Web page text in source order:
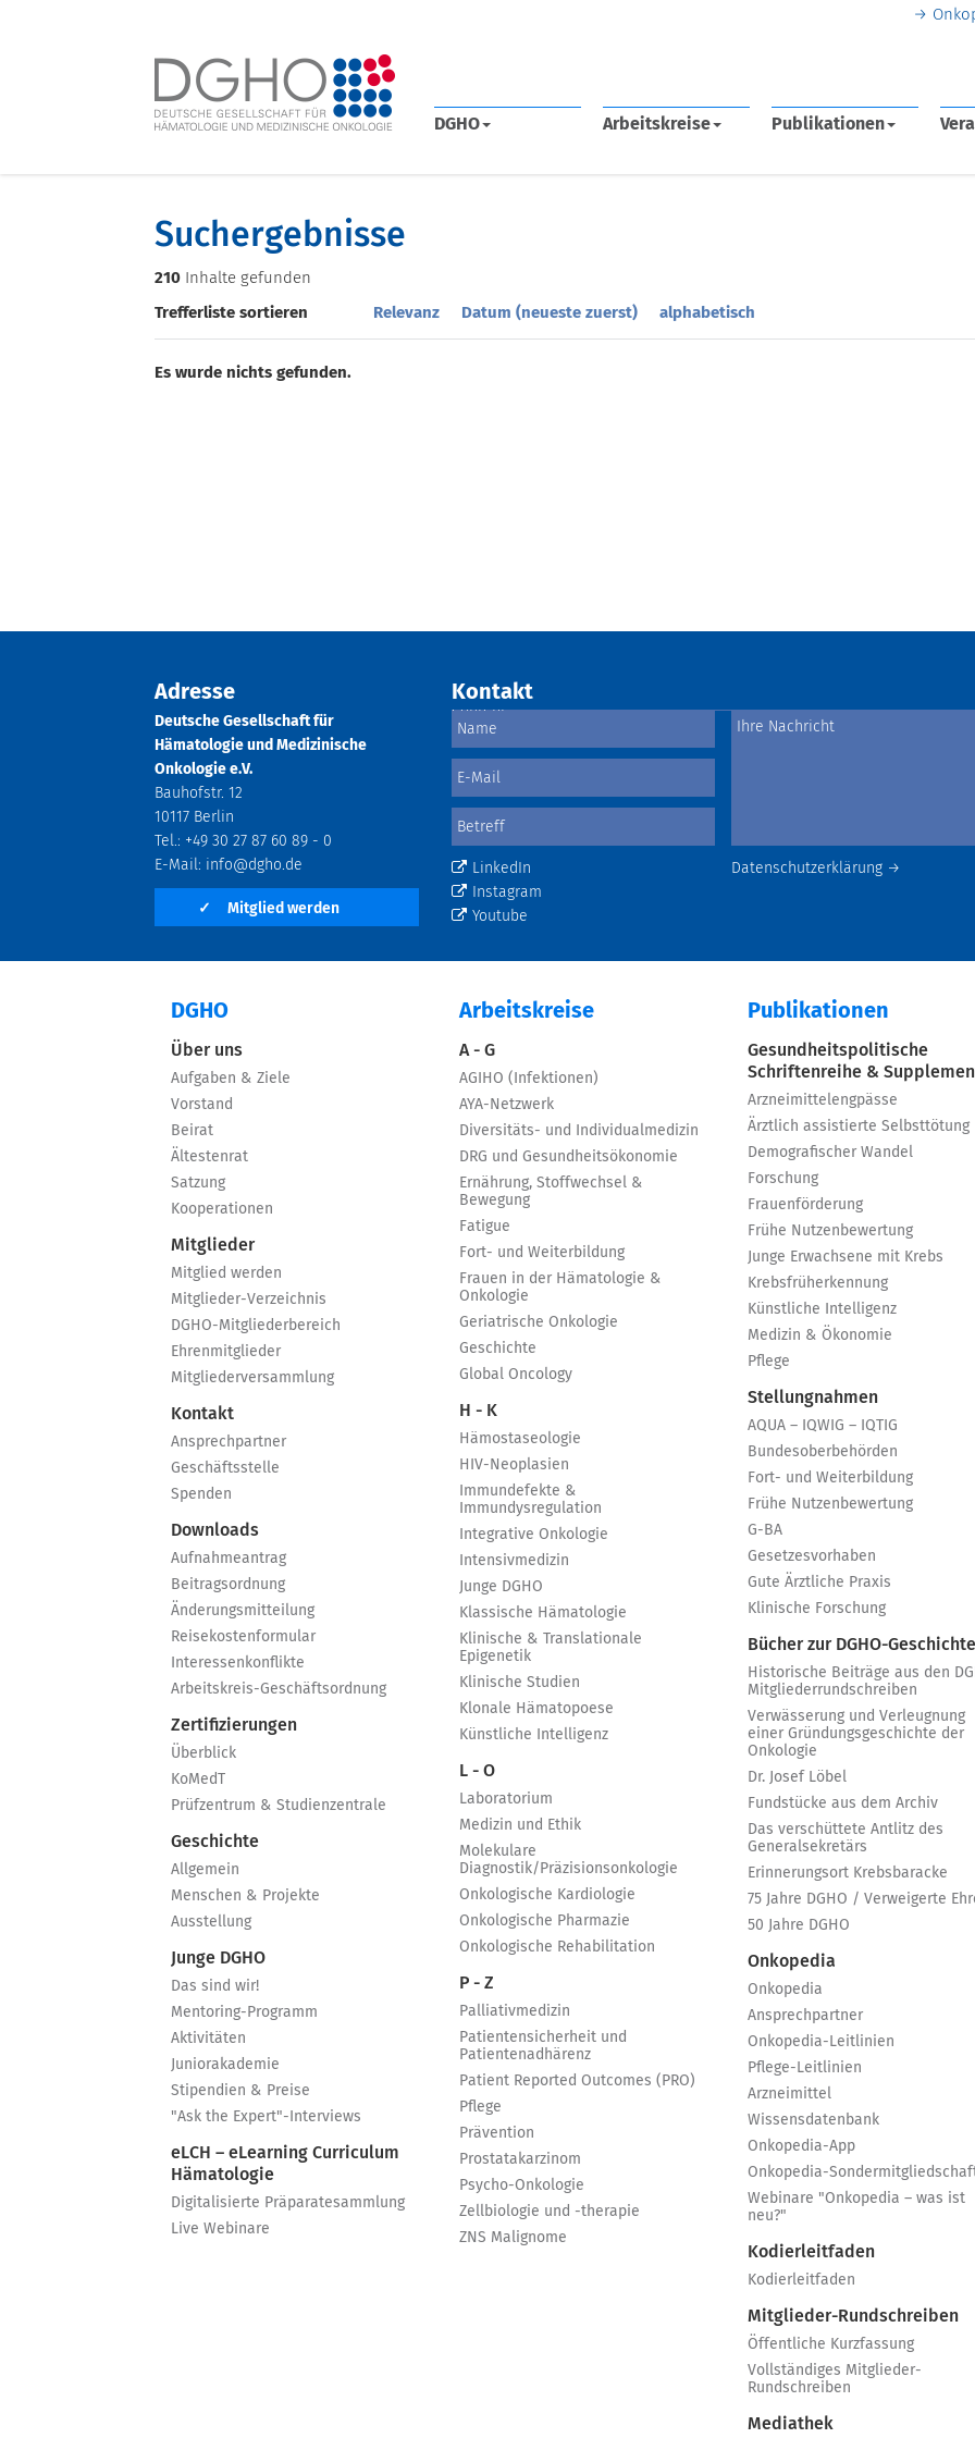
DGHO Arbeitskreise Publikationen
Suchergebnisse
210 Inhalte gefunden
Trefferliste sortieren Relevanz Datum (neueste zuerst) alphabetisch
Es wurde nichts gefunden.
Adresse
Deutsche Gesellschaft für
Hämatologie und Medizinische
Onkologie e.V.
Bauhofstr. 12
10117 Berlin
Tel.: +49 30 27 87 60 89 - 0
E-Mail: info@dgho.de
✓ Mitglied werden
Kontakt
Datenschutzerklärung →
LinkedIn
Instagram
Youtube
DGHO
Über uns
Aufgaben & Ziele
Vorstand
Beirat
Ältestenrat
Satzung
Kooperationen
Mitglieder
Mitglied werden
Mitglieder-Verzeichnis
DGHO-Mitgliederbereich
Ehrenmitglieder
Mitgliederversammlung
Kontakt
Ansprechpartner
Geschäftsstelle
Spenden
Downloads
Aufnahmeantrag
Beitragsordnung
Änderungsmitteilung
Reisekostenformular
Interessenkonflikte
Arbeitskreis-Geschäftsordnung
Zertifizierungen
Überblick
KoMedT
Prüfzentrum & Studienzentrale
Geschichte
Allgemein
Menschen & Projekte
Ausstellung
Junge DGHO
Das sind wir!
Mentoring-Programm
Aktivitäten
Juniorakademie
Stipendien & Preise
"Ask the Expert"-Interviews
eLCH – eLearning Curriculum
Hämatologie
Digitalisierte Präparatesammlung
Live Webinare
Arbeitskreise
A - G
AGIHO (Infektionen)
AYA-Netzwerk
Diversitäts- und Individualmedizin
DRG und Gesundheitsökonomie
Ernährung, Stoffwechsel &
Bewegung
Fatigue
Fort- und Weiterbildung
Frauen in der Hämatologie &
Onkologie
Geriatrische Onkologie
Geschichte
Global Oncology
H - K
Hämostaseologie
HIV-Neoplasien
Immundefekte &
Immundysregulation
Integrative Onkologie
Intensivmedizin
Junge DGHO
Klassische Hämatologie
Klinische & Translationale
Epigenetik
Klinische Studien
Klonale Hämatopoese
Künstliche Intelligenz
L - O
Laboratorium
Medizin und Ethik
Molekulare
Diagnostik/Präzisionsonkologie
Onkologische Kardiologie
Onkologische Pharmazie
Onkologische Rehabilitation
P - Z
Palliativmedizin
Patientensicherheit und
Patientenadhärenz
Patient Reported Outcomes (PRO)
Pflege
Prävention
Prostatakarzinom
Psycho-Onkologie
Zellbiologie und -therapie
ZNS Malignome
Publikationen
Gesundheitspolitische
Schriftenreihe &
Arzneimittelengpässe
Ärztlich assistierte Selbsttötung
Demografischer Wandel
Forschung
Frauenförderung
Frühe Nutzenbewertung
Junge Erwachsene mit Krebs
Krebsfrüherkennung
Künstliche Intelligenz
Medizin & Ökonomie
Pflege
Stellungnahmen
AQUA – IQWIG – IQTIG
Bundesoberbehörden
Fort- und Weiterbildung
Frühe Nutzenbewertung
G-BA
Gesetzesvorhaben
Gute Ärztliche Praxis
Klinische Forschung
Bücher zur DGHO-Geschichte
Historische Beiträge aus den
Mitgliederrundschreiben
Verwässerung und Verleugnung
einer Gründungsgeschichte der
Onkologie
Dr. Josef Löbel
Fundstücke aus dem Archiv
Das verschüttete Antlitz des
Generalsekretärs
Erinnerungsort Krebsbaracke
75 Jahre DGHO / Verweigerte
50 Jahre DGHO
Onkopedia
Onkopedia
Ansprechpartner
Onkopedia-Leitlinien
Pflege-Leitlinien
Arzneimittel
Wissensdatenbank
Onkopedia-App
Onkopedia-
Webinare "Onkopedia – was ist
neu?"
Kodierleitfaden
Kodierleitfaden
Mitglieder-Rundschreiben
Öffentliche Kurzfassung
Vollständiges Mitglieder-
Rundschreiben
Mediathek